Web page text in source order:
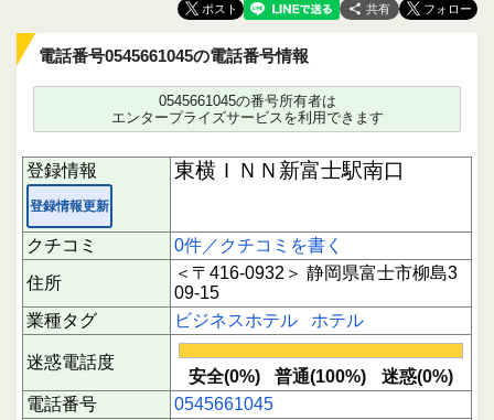
共有
電話番号0545661045の電話番号情報
0545661045の番号所有者は
エンタープライズサービスを利用できます
登録情報
登録情報更新
東横ＩＮＮ新富士駅南口
クチコミ
0件／クチコミを書く
住所
＜〒416-0932＞ 静岡県富士市柳島3
09-15
業種タグ
ビジネスホテル ホテル
迷惑電話度
安全(0%) 普通(100%)
迷惑(0%)
電話番号
0545661045